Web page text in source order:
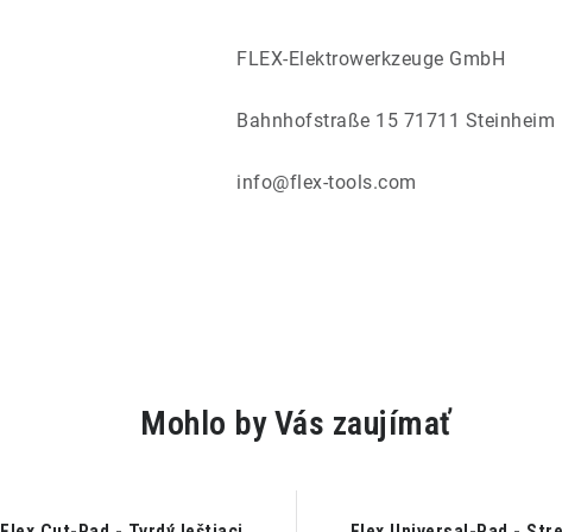
FLEX-Elektrowerkzeuge GmbH
Bahnhofstraße 15 71711 Steinheim
info@flex-tools.com
Mohlo by Vás zaujímať